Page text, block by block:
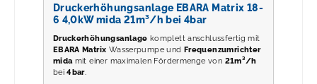
Druckerhöhungsanlage EBARA Matrix 18-
6 4,0kW mida 21m³/h bei 4bar
Druckerhöhungsanlage komplett anschlussfertig mit
EBARA Matrix Wasserpumpe und Frequenzumrichter
mida mit einer maximalen Fördermenge von 21m³/h
bei4bar.